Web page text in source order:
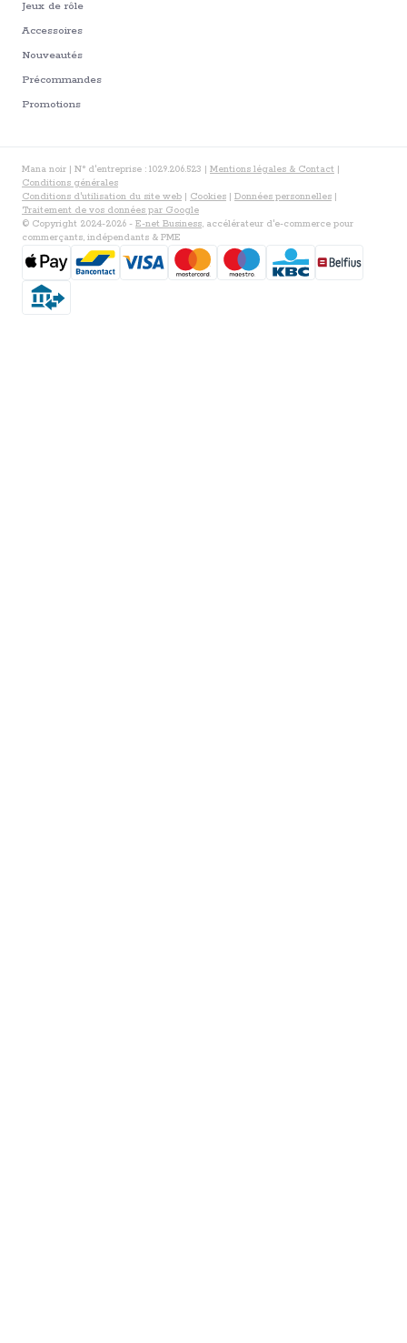
Jeux de rôle
Accessoires
Nouveautés
Précommandes
Promotions
Mana noir | N° d'entreprise : 1029.206.523 | Mentions légales & Contact
Conditions générales
Conditions d'utilisation du site web
Cookies Données personnelles
Traitement de vos données par Google
© Copyright 2024-2026 - E-net Business, accélérateur d'e-commerce pour
commerçants, indépendants & PME